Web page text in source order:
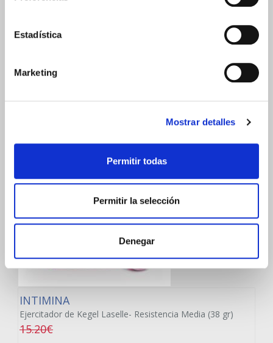
Estadística
Marketing
Mostrar detalles
Permitir todas
Permitir la selección
Denegar
niños, y compagino casa con trabajo,
siempre encontrando un momento
Productos relacionados
PRECIO ESPECIAL
INTIMINA
Ejercitador de Kegel Laselle- Resistencia Media (38 gr)
15.20€